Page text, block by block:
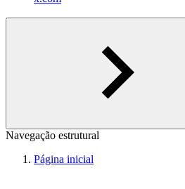
Navegação estrutural
Página inicial